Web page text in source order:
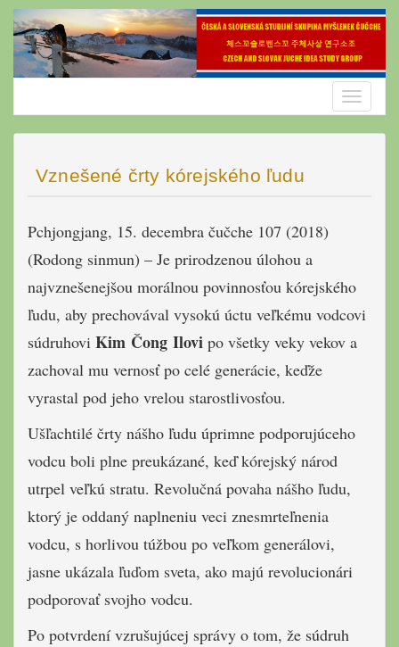
Skip
content
Toggle
Vznešené črty kórejského ľudu
Pchjongjang, 15. decembra čučche 107 (2018)
(Rodong sinmun) – Je prirodzenou úlohou a
najvznešenejšou morálnou povinnosťou kórejského
ľudu, aby prechovával vysokú úctu veľkému vodcovi
súdruhovi Kim Čong Ilovi po všetky veky vekov a
zachoval mu vernosť po celé generácie, keďže
vyrastal pod jeho vrelou starostlivosťou.
Ušľachtilé črty nášho ľudu úprimne podporujúceho
vodcu boli plne preukázané, keď kórejský národ
utrpel veľkú stratu. Revolučná povaha nášho ľudu,
ktorý je oddaný naplneniu veci znesmrteľnenia
vodcu, s horlivou túžbou po veľkom generálovi,
jasne ukázala ľuďom sveta, ako majú revolucionári
podporovať svojho vodcu.
Po potvrdení vzrušujúcej správy o tom, že súdruh